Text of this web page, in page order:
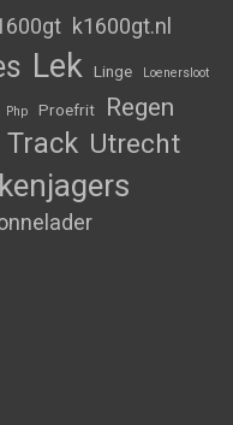
k1600gt.nl
Lek Linge Loenersloot
Php Proefrit Regen
Track Utrecht